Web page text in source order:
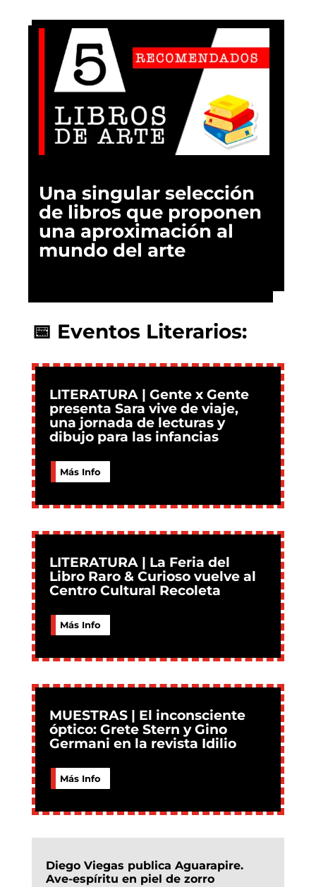
Una singular selección
de libros que proponen
una aproximación al
mundo del arte
📅 Eventos Literarios:
LITERATURA | Gente x Gente
presenta Sara vive de viaje,
una jornada de lecturas y
dibujo para las infancias
Más Info
LITERATURA | La Feria del
Libro Raro & Curioso vuelve al
Centro Cultural Recoleta
Más Info
MUESTRAS | El inconsciente
óptico: Grete Stern y Gino
Germani en la revista Idilio
Más Info
Diego Viegas publica Aguarapire.
Ave-espíritu en piel de zorro